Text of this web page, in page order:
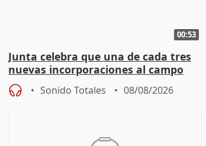
00:53
Junta celebra que una de cada tres
nuevas incorporaciones al campo
andaluz son mujeres jóvenes
Sonido Totales 08/08/2026